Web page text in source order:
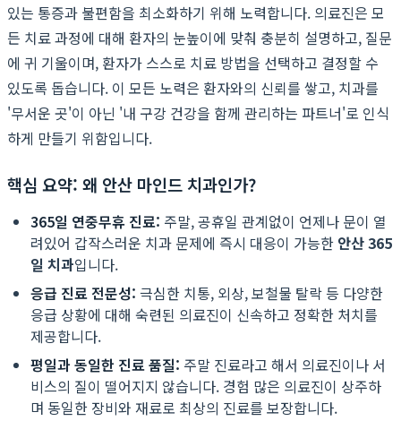
있는 통증과 불편함을 최소화하기 위해 노력합니다. 의료진은 모
든 치료 과정에 대해 환자의 눈높이에 맞춰 충분히 설명하고, 질문
에 귀 기울이며, 환자가 스스로 치료 방법을 선택하고 결정할 수
있도록 돕습니다. 이 모든 노력은 환자와의 신뢰를 쌓고, 치과를
'무서운 곳'이 아닌 '내 구강 건강을 함께 관리하는 파트너'로 인식
하게 만들기 위함입니다.
핵심 요약: 왜 안산 마인드 치과인가?
365일 연중무휴 진료: 주말, 공휴일 관계없이 언제나 문이 열
려있어 갑작스러운 치과 문제에 즉시 대응이 가능한 안산 365
일 치과입니다.
응급 진료 전문성: 극심한 치통, 외상, 보철물 탈락 등 다양한
응급 상황에 대해 숙련된 의료진이 신속하고 정확한 처치를
제공합니다.
평일과 동일한 진료 품질: 주말 진료라고 해서 의료진이나 서
비스의 질이 떨어지지 않습니다. 경험 많은 의료진이 상주하
며 동일한 장비와 재료로 최상의 진료를 보장합니다.